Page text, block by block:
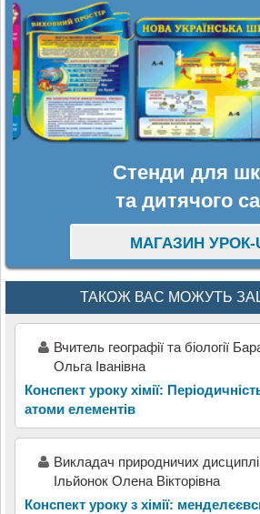
Стенди для
та дитячого
МАГАЗИН УРОК-
ТАКОЖ ВАС МОЖУТЬ
Вчитель географії та біології
Ольга Іванівна
Конспект уроку хімії:
атоми елементів
Викладач природничих
Ільйонок Олена Вікторівна
Конспект уроку з хімії: